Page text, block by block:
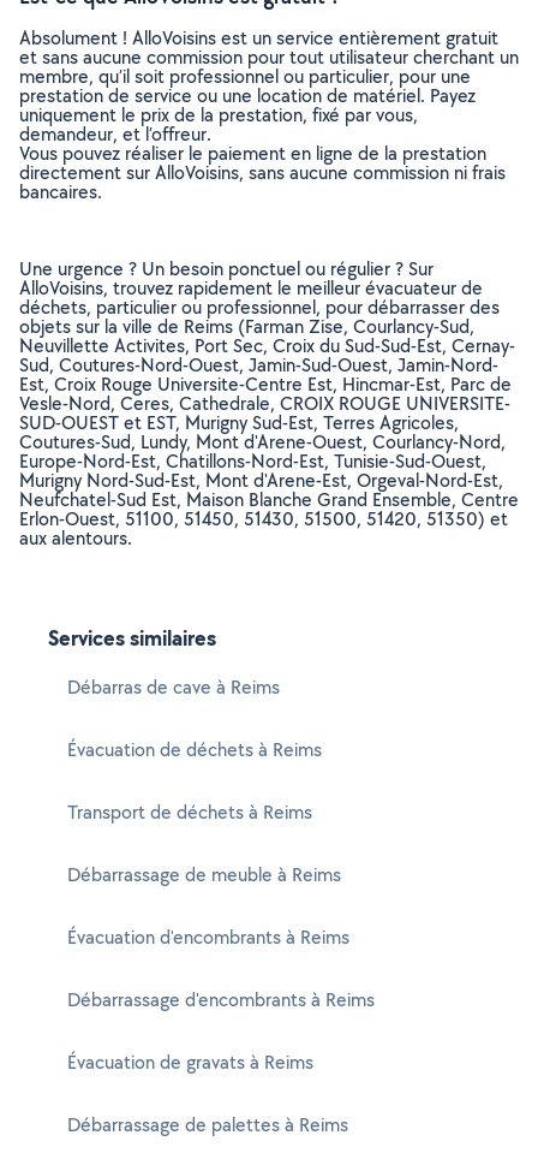
Absolument ! AlloVoisins est un service entièrement gratuit
et sans aucune commission pour tout utilisateur cherchant un
membre, qu’il soit professionnel ou particulier, pour une
prestation de service ou une location de matériel. Payez
uniquement le prix de la prestation, fixé par vous,
demandeur, et l’offreur.
Vous pouvez réaliser le paiement en ligne de la prestation
directement sur AlloVoisins, sans aucune commission ni frais
bancaires.
Une urgence ? Un besoin ponctuel ou régulier ? Sur
AlloVoisins, trouvez rapidement le meilleur évacuateur de
déchets, particulier ou professionnel, pour débarrasser des
objets sur la ville de Reims (Farman Zise, Courlancy-Sud,
Neuvillette Activites, Port Sec, Croix du Sud-Sud-Est, Cernay-
Sud, Coutures-Nord-Ouest, Jamin-Sud-Ouest, Jamin-Nord-
Est, Croix Rouge Universite-Centre Est, Hincmar-Est, Parc de
Vesle-Nord, Ceres, Cathedrale, CROIX ROUGE UNIVERSITE-
SUD-OUEST et EST, Murigny Sud-Est, Terres Agricoles,
Coutures-Sud, Lundy, Mont d'Arene-Ouest, Courlancy-Nord,
Europe-Nord-Est, Chatillons-Nord-Est, Tunisie-Sud-Ouest,
Murigny Nord-Sud-Est, Mont d'Arene-Est, Orgeval-Nord-Est,
Neufchatel-Sud Est, Maison Blanche Grand Ensemble, Centre
Erlon-Ouest, 51100, 51450, 51430, 51500, 51420, 51350) et
aux alentours.
Services similaires
Débarras de cave à Reims
Évacuation de déchets à Reims
Transport de déchets à Reims
Débarrassage de meuble à Reims
Évacuation d'encombrants à Reims
Débarrassage d'encombrants à Reims
Évacuation de gravats à Reims
Débarrassage de palettes à Reims